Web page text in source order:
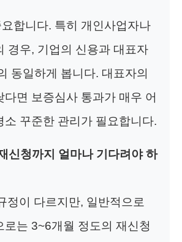
합니다. 특히 개인사업자나
경우, 기업의 신용과 대표자
동일하게 봅니다. 대표자의
다면 보증심사 통과가 매우 어
소 꾸준한 관리가 필요합니다.
신청까지 얼마나 기다려야 하
정이 다르지만, 일반적으로
로는 3~6개월 정도의 재신청